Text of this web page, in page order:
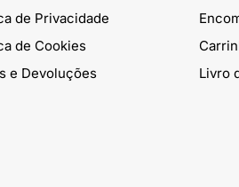
de Privacidade
de Cookies
e Devoluções
Livro